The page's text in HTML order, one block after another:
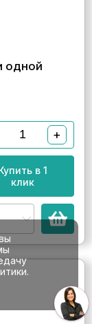
одной
+
в 1
клик